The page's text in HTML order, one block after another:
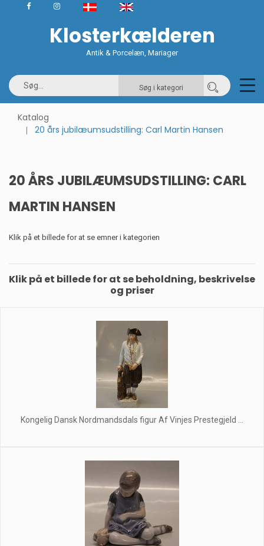
Klosterkælderen
Antik & Porcelæn, Mariager
Søg i kategori
Katalog
20 års jubilæumsudstilling: Carl Martin Hansen
20 ÅRS JUBILÆUMSUDSTILLING: CARL
MARTIN HANSEN
Klik på et billede for at se emner i kategorien
Klik på et billede for at se beholdning, beskrivelse
og priser
Kongelig Dansk Nordmandsdals figur Af Vinjes Prestegjeld ...